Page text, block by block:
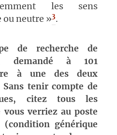
les sens
neutre »3.
de recherche de
à 101
à une des deux
tenir compte de
citez tous les
verriez au poste
générique